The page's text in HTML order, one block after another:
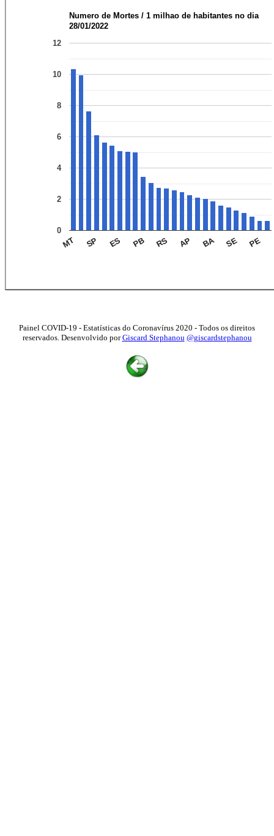
Numero de Mortes / 1 milhao de habitantes no dia
28/01/2022
MT SP ES PB RS AP BA SE PE
0
2
4
6
8
10
12
Painel COVID-19 - Estatísticas do Coronavírus 2020 - Todos os direitos
reservados. Desenvolvido porGiscard Stephanou @giscardstephanou